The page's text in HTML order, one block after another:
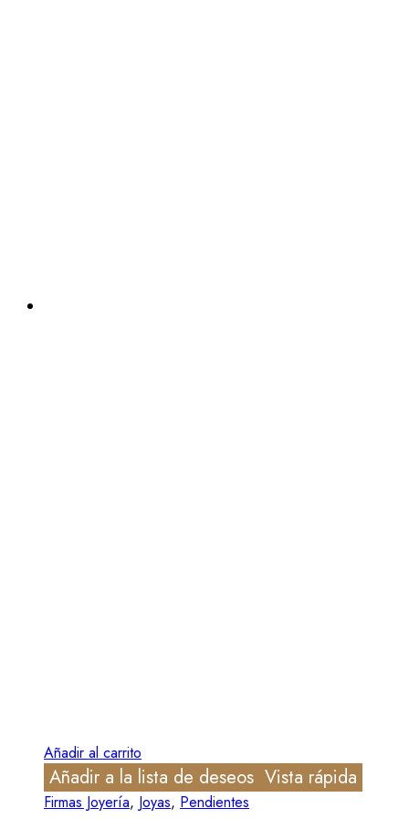
Añadir al carrito
Añadir a la lista de deseos Vista rápida
Firmas Joyería, Joyas, Pendientes